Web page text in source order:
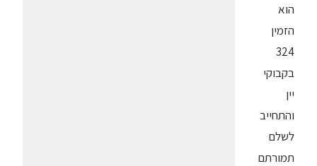
הוא
הזמין
324
בקבוקי
יין
והתחייב
לשלם
תמורתם